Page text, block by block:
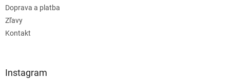
Doprava a platba
Zľavy
Kontakt
Instagram